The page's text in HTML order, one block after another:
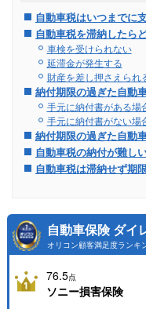
自動車税はいつまでに
自動車税を滞納したら
車検を受けられない
延滞金が発生する
財産を差し押さえられ
納付期限の過ぎた自動
手元に納付書がある場
手元に納付書がない場
納付期限の過ぎた自動
自動車税の納付が難し
自動車税は滞納せず期
自動車保険 ダイ
オリコン顧客満足度ランキ
76.5点
ソニー損害保険